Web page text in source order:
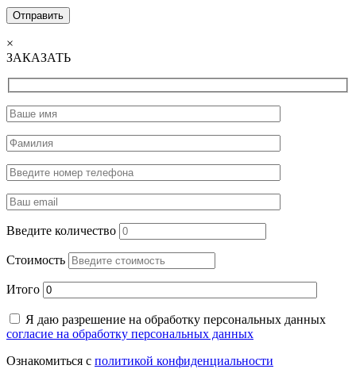
×
ЗАКАЗАТЬ
Введите количество
Стоимость
Итого
Я даю разрешение на обработку персональных данных
согласие на обработку персональных данных
Ознакомиться с политикой конфиденциальности